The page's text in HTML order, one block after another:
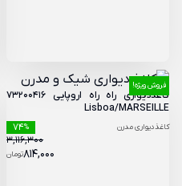
فروش ویژه!
کاغذدیواری راه راه اروپایی 73200416
Lisboa/MARSEILLE
کاغذدیواری مدرن %
74
3,116,300
تومان814,000